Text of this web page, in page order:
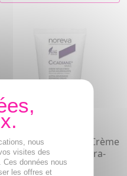
NOREVA Cicadiane - Crème
mains réparatrice ultra-
nourrissante 50ml
nous
visites des
Ces données nous
les offres et